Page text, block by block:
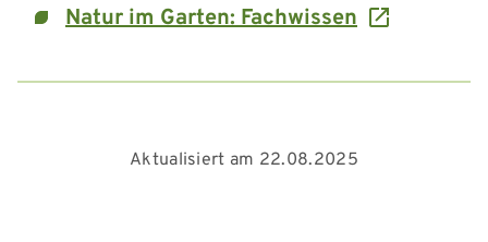
Natur im Garten: Fachwissen
Aktualisiert am 22.08.2025